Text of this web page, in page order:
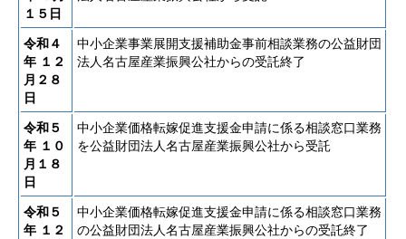
１５日
令和４
年 １２
月２８
日
中小企業事業展開支援補助金事前相談業務の公益財団
法人名古屋産業振興公社からの受託終了
令和５
年 １０
月１８
日
中小企業価格転嫁促進支援金申請に係る相談窓口業務
を公益財団法人名古屋産業振興公社から受託
令和５
年 １２
中小企業価格転嫁促進支援金申請に係る相談窓口業務
の公益財団法人名古屋産業振興公社からの受託終了